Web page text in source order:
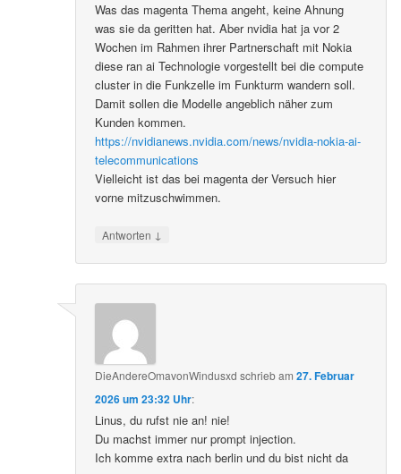
Was das magenta Thema angeht, keine Ahnung
was sie da geritten hat. Aber nvidia hat ja vor 2
Wochen im Rahmen ihrer Partnerschaft mit Nokia
diese ran ai Technologie vorgestellt bei die compute
cluster in die Funkzelle im Funkturm wandern soll.
Damit sollen die Modelle angeblich näher zum
Kunden kommen.
https://nvidianews.nvidia.com/news/nvidia-nokia-ai-
telecommunications
Vielleicht ist das bei magenta der Versuch hier
vorne mitzuschwimmen.
Antworten ↓
DieAndereOmavonWindusxd schriebam27. Februar
2026 um 23:32 Uhr:
Linus, du rufst nie an! nie!
Du machst immer nur prompt injection.
Ich komme extra nach berlin und du bist nicht da